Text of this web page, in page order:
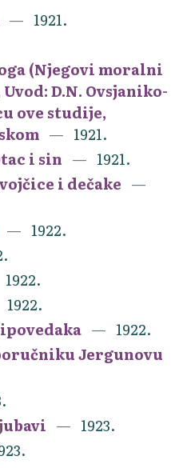
1921.
(Njegovi moralni
D.N. Ovsjaniko-
ove studije,
1921.
i sin
1921.
i dečake
1922.
1922.
1922.
1922.
Jergunovu
1923.